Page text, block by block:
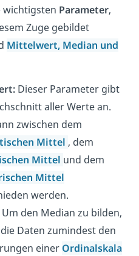
wichtigsten Parameter,
Zuge gebildet
Mittelwert, Median und
Dieser Parameter gibt
aller Werte an.
zwischen dem
Mittel , dem
Mittel und dem
Mittel
werden.
den Median zu bilden,
Daten zumindest den
einer Ordinalskala